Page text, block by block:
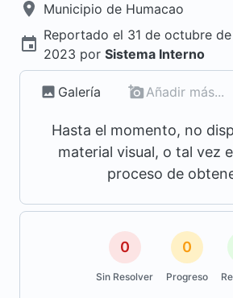
Municipio de Humacao
Reportado el 31 de octubre de
2023 por Sistema Interno
Galería Añadir más...
Hasta el momento, no
material visual, o tal vez
proceso de
0
Sin Resolver
0
Progreso